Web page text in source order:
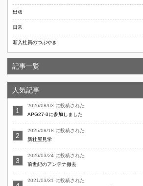
出張
日常
新入社員のつぶやき
記事一覧
人気記事
2026/08/03 に投稿された
APG27-3に参加しました
2025/08/18 に投稿された
新社屋見学
2026/03/24 に投稿された
前世紀のアンテナ撤去
2021/03/31 に投稿された